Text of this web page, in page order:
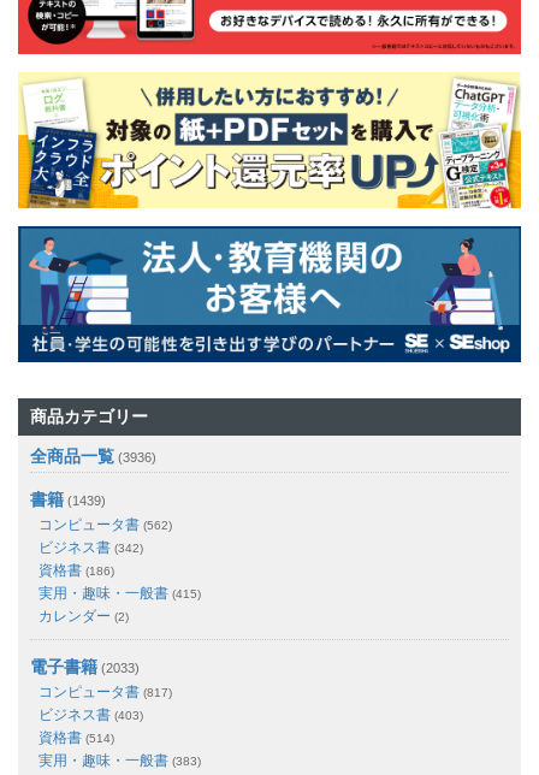
商品カテゴリー
全商品一覧 (3936)
書籍 (1439)
コンピュータ書 (562)
ビジネス書 (342)
資格書 (186)
実用・趣味・一般書 (415)
カレンダー (2)
電子書籍 (2033)
コンピュータ書 (817)
ビジネス書 (403)
資格書 (514)
実用・趣味・一般書 (383)